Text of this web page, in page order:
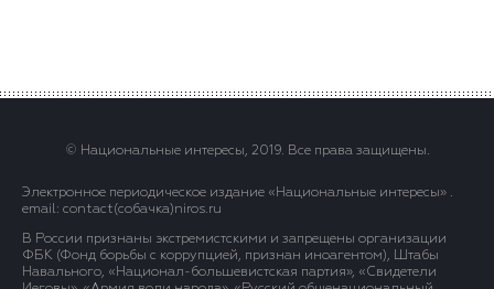
© Национальные интересы, 2019. Все права защищены.
Электронное периодическое издание «Национальные интересы» .
email: contact(сoбaчка)niros.ru
В России признаны экстремистскими и запрещены организации
ФБК (Фонд борьбы с коррупцией, признан иноагентом), Штабы
Навального, «Национал-большевистская партия», «Свидетели